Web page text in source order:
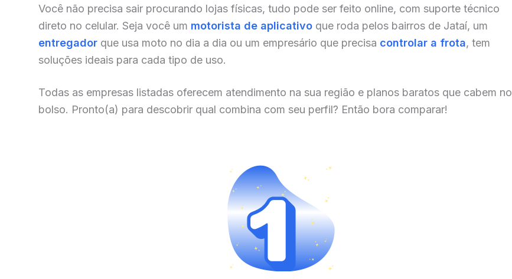
Você não precisa sair procurando lojas físicas, tudo pode ser feito online, com suporte técnico
direto no celular. Seja você um motorista de aplicativo que roda pelos bairros de Jataí, um
entregador que usa moto no dia a dia ou um empresário que precisa controlar a frota, tem
soluções ideais para cada tipo de uso.
Todas as empresas listadas oferecem atendimento na sua região e planos baratos que cabem no
bolso. Pronto(a) para descobrir qual combina com seu perfil? Então bora comparar!